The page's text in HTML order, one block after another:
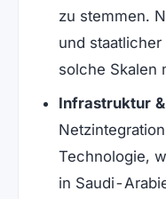
zu stemmen.
und
solche Skalen
Infrastruktur
Technologie,
in Saudi-